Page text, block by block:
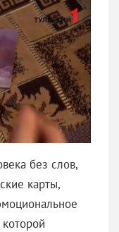
без слов,
карты,